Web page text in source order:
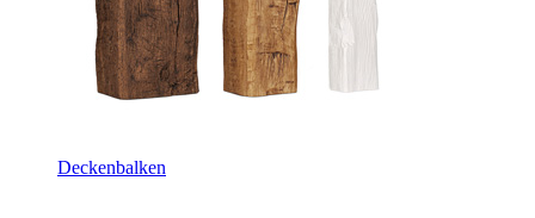
Deckenbalken